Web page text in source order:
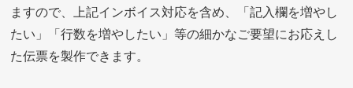
ますので、上記インボイス対応を含め、「記入欄を増やし
たい」「行数を増やしたい」等の細かなご要望にお応えし
た伝票を製作できます。